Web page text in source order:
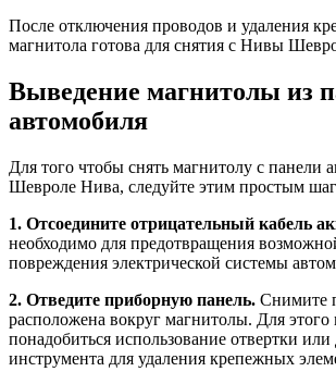
После отключения проводов и удаления
магнитола готова для снятия с Нивы
Выведение магнитолы из
автомобиля
Для того чтобы снять магнитолу с панели
Шевроле Нива, следуйте этим простым
1. Отсоедините отрицательный кабель
необходимо для предотвращения
повреждения электрической системы
2. Отведите приборную панель. Снимите
расположена вокруг магнитолы. Для этого
понадобиться использование отвертки или
инструмента для удаления крепежных